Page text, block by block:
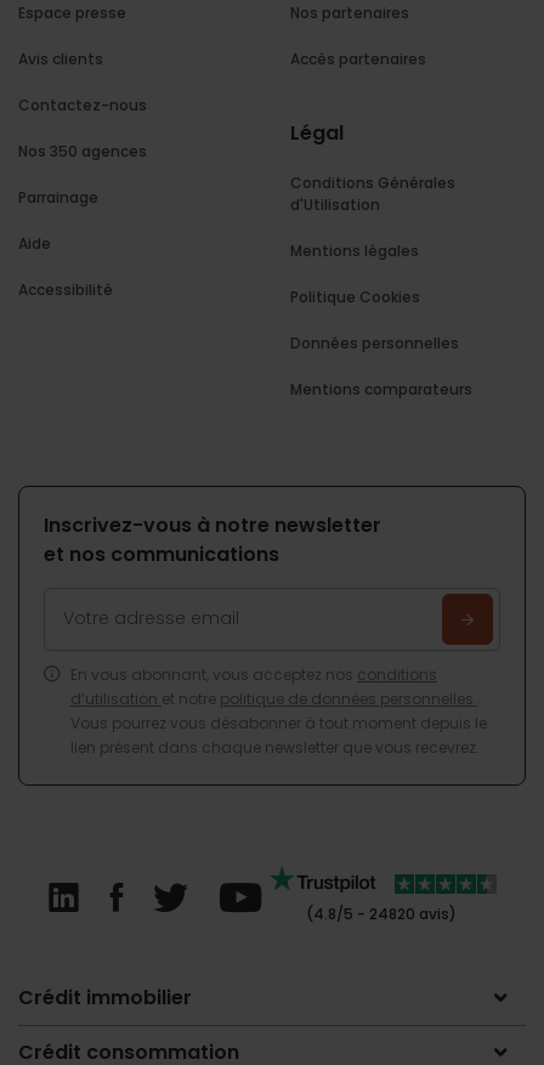
Espace presse
Avis clients
Contactez-nous
Nos 350 agences
Parrainage
Aide
Accessibilité
Nos partenaires
Accès partenaires
Légal
Conditions Générales
d'Utilisation
Mentions légales
Politique Cookies
Données personnelles
Mentions comparateurs
Inscrivez-vous à notre newsletter
et nos communications
En vous abonnant, vous acceptez nos conditions
d’utilisation et notre politique de données personnelles
Vous pourrez vous désabonner à tout moment depuis le
lien présent dans chaque newsletter que vous recevrez.
(4.8/5 - 24820 avis)
Crédit immobilier
Crédit consommation